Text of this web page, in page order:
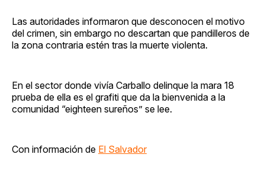
Las autoridades informaron que desconocen el motivo
del crimen, sin embargo no descartan que pandilleros de
la zona contraria estén tras la muerte violenta.
En el sector donde vivía Carballo delinque la mara 18
prueba de ella es el grafiti que da la bienvenida a la
comunidad “eighteen sureños” se lee.
Con información de El Salvador